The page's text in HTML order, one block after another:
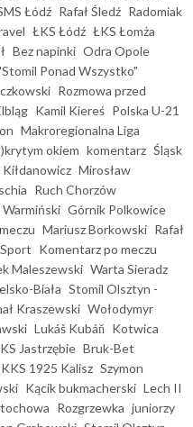
Łódź Rafał Śledź Radomiak
ŁKS Łódź ŁKS Łomża
Bez napinki Odra Opole
Ponad Wszystko"
Rozmowa przed
Kamil Kiereś Polska U-21
Makroregionalna Liga
okiem komentarz Śląsk
Mirosław
Ruch Chorzów
Warmiński Górnik Polkowice
Mariusz Borkowski Rafał
Komentarz po meczu
Maleszewski Warta Sieradz
Biała Stomil Olsztyn -
Kraszewski Wołodymyr
Lukáš Kubáň Kotwica
Jastrzębie Bruk-Bet
KKS 1925 Kalisz Szymon
Kącik bukmacherski Lech II
Rozgrzewka juniorzy